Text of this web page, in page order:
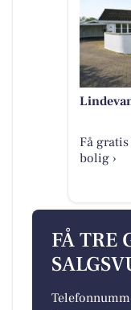
Få
bolig ›
FÅ TRE